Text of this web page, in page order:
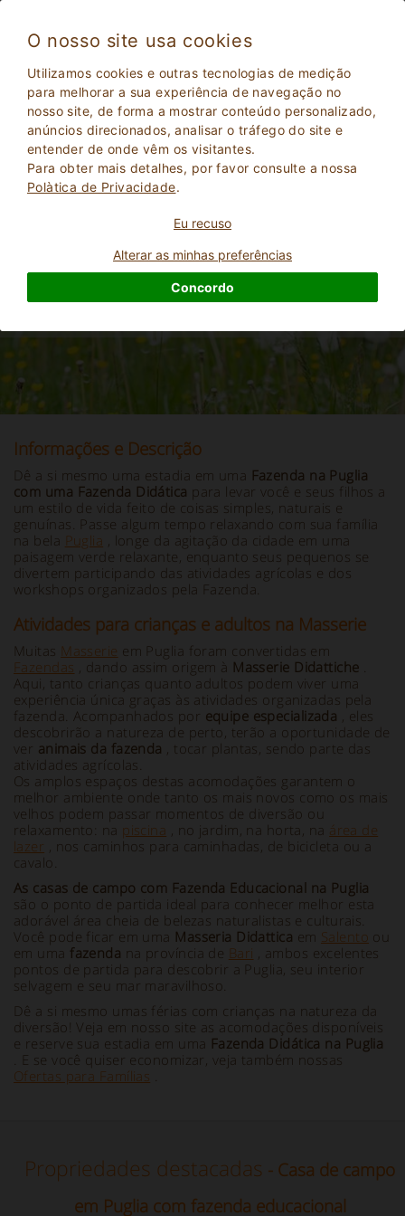
O nosso site usa cookies
Utilizamos cookies e outras tecnologias de medição
para melhorar a sua experiência de navegação no
nosso site, de forma a mostrar conteúdo personalizado,
anúncios direcionados, analisar o tráfego do site e
entender de onde vêm os visitantes.
Para obter mais detalhes, por favor consulte a nossa
Polà­tica de Privacidade.
Eu recuso
Alterar as minhas preferências
Concordo
Férias com crianças: Fazendas Educativas
Puglia
0Crianças PESQUISAR
Informações e Descrição
Dê a si mesmo uma estadia em uma Fazenda na Puglia
com uma Fazenda Didática para levar você e seus filhos a
um estilo de vida feito de coisas simples, naturais e
genuínas. Passe algum tempo relaxando com sua família
na bela Puglia , longe da agitação da cidade em uma
paisagem verde relaxante, enquanto seus pequenos se
divertem participando das atividades agrícolas e dos
workshops organizados pela Fazenda.
Atividades para crianças e adultos na Masserie
Muitas Masserie em Puglia foram convertidas em
Fazendas , dando assim origem à Masserie Didattiche .
Aqui, tanto crianças quanto adultos podem viver uma
experiência única graças às atividades organizadas pela
fazenda. Acompanhados por equipe especializada , eles
descobrirão a natureza de perto, terão a oportunidade de
ver animais da fazenda , tocar plantas, sendo parte das
atividades agrícolas.
Os amplos espaços destas acomodações garantem o
melhor ambiente onde tanto os mais novos como os mais
velhos podem passar momentos de diversão ou
relaxamento: na piscina , no jardim, na horta, na área de
lazer , nos caminhos para caminhadas, de bicicleta ou a
cavalo.
As casas de campo com Fazenda Educacional na Puglia
são o ponto de partida ideal para conhecer melhor esta
adorável área cheia de belezas naturalistas e culturais.
Você pode ficar em uma Masseria Didattica em Salento ou
em uma fazenda na província de Bari , ambos excelentes
pontos de partida para descobrir a Puglia, seu interior
selvagem e seu mar maravilhoso.
Dê a si mesmo umas férias com crianças na natureza da
diversão! Veja em nosso site as acomodações disponíveis
e reserve sua estadia em uma Fazenda Didática na Puglia
. E se você quiser economizar, veja também nossas
Ofertas para Famílias .
Propriedades destacadas - Casa de campo
em Puglia com fazenda educacional